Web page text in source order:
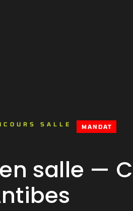
SALLE MANDAT
salle —